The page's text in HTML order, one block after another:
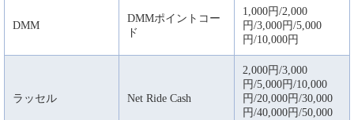
DMM
DMMポイントコー
ド
1,000円/2,000
円/3,000円/5,000
円/10,000円
ラッセル Net Ride Cash
2,000円/3,000
円/5,000円/10,000
円/20,000円/30,000
円/40,000円/50,000